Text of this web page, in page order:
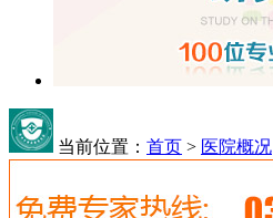
当前位置： 首页 > 医院概况